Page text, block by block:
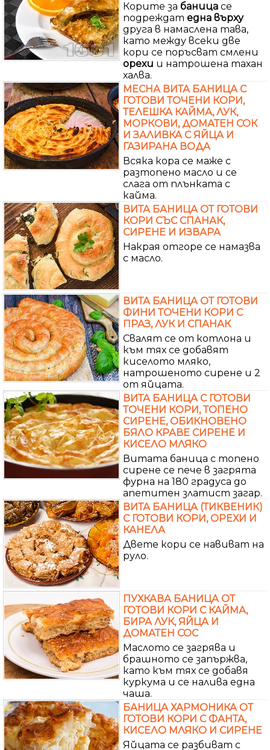
Корите за баница се
подреждат една върху
друга в намаслена тава,
като между всеки две
кори се поръсват смлени
орехи и натрошена тахан
халва.
МЕСНА ВИТА БАНИЦА С
ГОТОВИ ТОЧЕНИ КОРИ,
ТЕЛЕШКА КАЙМА, ЛУК,
МОРКОВИ, ДОМАТЕН СОК
И ЗАЛИВКА С ЯЙЦА И
ГАЗИРАНА ВОДА
Всяка кора се маже с
разтопено масло и се
слага от плънката с
кайма.
ВИТА БАНИЦА ОТ ГОТОВИ
КОРИ СЪС СПАНАК,
СИРЕНЕ И ИЗВАРА
Накрая отгоре се намазва
с масло.
ВИТА БАНИЦА ОТ ГОТОВИ
ФИНИ ТОЧЕНИ КОРИ С
ПРАЗ, ЛУК И СПАНАК
Свалят се от котлона и
към тях се добавят
киселото мляко,
натрошеното сирене и 2
от яйцата.
ВИТА БАНИЦА С ГОТОВИ
ТОЧЕНИ КОРИ, ТОПЕНО
СИРЕНЕ, ОБИКНОВЕНО
БЯЛО КРАВЕ СИРЕНЕ И
КИСЕЛО МЛЯКО
Витата баница с топено
сирене се пече в загрята
фурна на 180 градуса до
апетитен златист загар.
ВИТА БАНИЦА (ТИКВЕНИК)
С ГОТОВИ КОРИ, ОРЕХИ И
КАНЕЛА
Двете кори се навиват на
руло.
ПУХКАВА БАНИЦА ОТ
ГОТОВИ КОРИ С КАЙМА,
БИРА ЛУК, ЯЙЦА И
ДОМАТЕН СОС
Маслото се загрява и
брашното се запържва,
като към тях се добавя
куркума и се налива една
чаша.
БАНИЦА ХАРМОНИКА ОТ
ГОТОВИ КОРИ С ФАНТА,
КИСЕЛО МЛЯКО И СИРЕНЕ
Яйцата се разбиват с